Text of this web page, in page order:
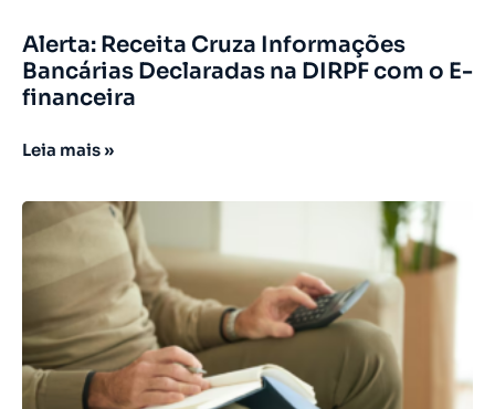
Alerta: Receita Cruza Informações
Bancárias Declaradas na DIRPF com o E-
financeira
Leia mais »